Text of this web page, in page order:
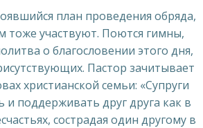
план проведения обряда,
тоже участвуют. Поются гимны,
о благословении этого дня,
Пастор зачитывает
христианской семьи: «Супруги
поддерживать друг друга как в
сострадая один другому в